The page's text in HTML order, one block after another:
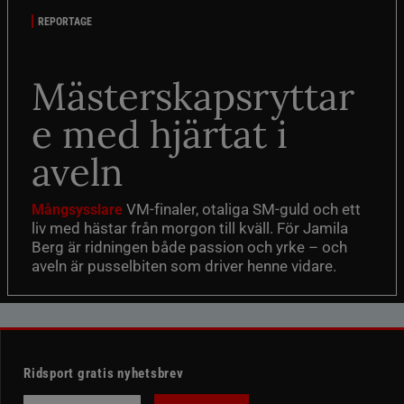
REPORTAGE
Mästerskapsryttar
e med hjärtat i
aveln
Mångsysslare VM-finaler, otaliga SM-guld och ett
liv med hästar från morgon till kväll. För Jamila
Berg är ridningen både passion och yrke – och
aveln är pusselbiten som driver henne vidare.
Ridsport gratis nyhetsbrev